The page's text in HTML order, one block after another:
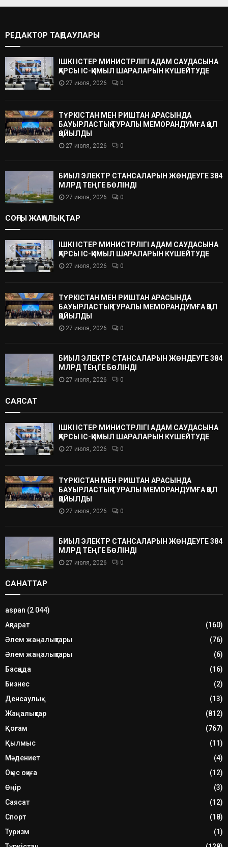
РЕДАКТОР ТАҢДАУЛАРЫ
ІШКІ ІСТЕР МИНИСТРЛІГІ АДАМ САУДАСЫНА
ҚАРСЫ ІС-ҚИМЫЛ ШАРАЛАРЫН КҮШЕЙТУДЕ
27 июля, 2026 0
ТҮРКІСТАН МЕН РИШТАН АРАСЫНДА
БАУЫРЛАСТЫҚ ТУРАЛЫ МЕМОРАНДУМҒА ҚОЛ
ҚОЙЫЛДЫ
27 июля, 2026 0
БИЫЛ ЭЛЕКТР СТАНСАЛАРЫН ЖӨНДЕУГЕ 384
МЛРД ТЕҢГЕ БӨЛІНДІ
27 июля, 2026 0
СОҢҒЫ ЖАҢАЛЫҚТАР
ІШКІ ІСТЕР МИНИСТРЛІГІ АДАМ САУДАСЫНА
ҚАРСЫ ІС-ҚИМЫЛ ШАРАЛАРЫН КҮШЕЙТУДЕ
27 июля, 2026 0
ТҮРКІСТАН МЕН РИШТАН АРАСЫНДА
БАУЫРЛАСТЫҚ ТУРАЛЫ МЕМОРАНДУМҒА ҚОЛ
ҚОЙЫЛДЫ
27 июля, 2026 0
БИЫЛ ЭЛЕКТР СТАНСАЛАРЫН ЖӨНДЕУГЕ 384
МЛРД ТЕҢГЕ БӨЛІНДІ
27 июля, 2026 0
САЯСАТ
ІШКІ ІСТЕР МИНИСТРЛІГІ АДАМ САУДАСЫНА
ҚАРСЫ ІС-ҚИМЫЛ ШАРАЛАРЫН КҮШЕЙТУДЕ
27 июля, 2026 0
ТҮРКІСТАН МЕН РИШТАН АРАСЫНДА
БАУЫРЛАСТЫҚ ТУРАЛЫ МЕМОРАНДУМҒА ҚОЛ
ҚОЙЫЛДЫ
27 июля, 2026 0
БИЫЛ ЭЛЕКТР СТАНСАЛАРЫН ЖӨНДЕУГЕ 384
МЛРД ТЕҢГЕ БӨЛІНДІ
27 июля, 2026 0
САНАТТАР
aspan (2 044)
Ақпарат
(160)
Әлем жаңалықтары
(76)
Әлем жаңалықтары
(6)
Басқада
(16)
Бизнес
(2)
Денсаулық
(13)
Жаңалықтар
(812)
Қоғам
(767)
Қылмыс
(11)
Мәдениет
(4)
Оқыс оқиға
(12)
Өңір
(3)
Саясат
(12)
Спорт
(18)
Туризм
(1)